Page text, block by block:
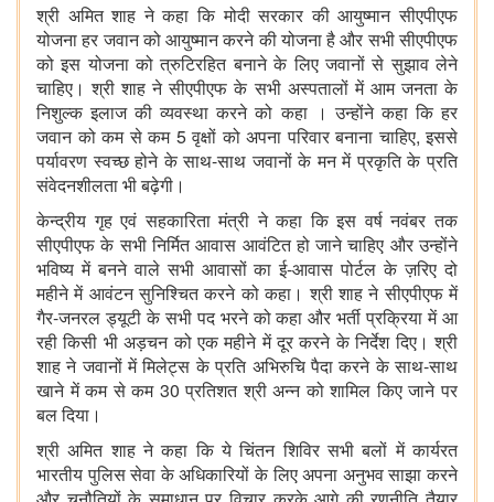
श्री अमित शाह ने कहा कि मोदी सरकार की आयुष्मान सीएपीएफ
योजना हर जवान को आयुष्मान करने की योजना है और सभी सीएपीएफ
को इस योजना को त्रुटिरहित बनाने के लिए जवानों से सुझाव लेने
चाहिए। श्री शाह ने सीएपीएफ के सभी अस्पतालों में आम जनता के
निशुल्क इलाज की व्यवस्था करने को कहा । उन्होंने कहा कि हर
जवान को कम से कम 5 वृक्षों को अपना परिवार बनाना चाहिए, इससे
पर्यावरण स्वच्छ होने के साथ-साथ जवानों के मन में प्रकृति के प्रति
संवेदनशीलता भी बढ़ेगी।
केन्द्रीय गृह एवं सहकारिता मंत्री ने कहा कि इस वर्ष नवंबर तक
सीएपीएफ के सभी निर्मित आवास आवंटित हो जाने चाहिए और उन्होंने
भविष्य में बनने वाले सभी आवासों का ई-आवास पोर्टल के ज़रिए दो
महीने में आवंटन सुनिश्चित करने को कहा। श्री शाह ने सीएपीएफ में
गैर-जनरल ड्यूटी के सभी पद भरने को कहा और भर्ती प्रक्रिया में आ
रही किसी भी अड़चन को एक महीने में दूर करने के निर्देश दिए। श्री
शाह ने जवानों में मिलेट्स के प्रति अभिरुचि पैदा करने के साथ-साथ
खाने में कम से कम 30 प्रतिशत श्री अन्न को शामिल किए जाने पर
बल दिया।
श्री अमित शाह ने कहा कि ये चिंतन शिविर सभी बलों में कार्यरत
भारतीय पुलिस सेवा के अधिकारियों के लिए अपना अनुभव साझा करने